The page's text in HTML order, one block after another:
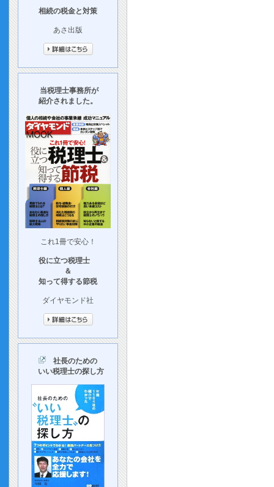
相続の税金と対策
あさ出版
当税理士事務所が
紹介されました。
これ1冊で安心！
役に立つ税理士
＆
知って得する節税
ダイヤモンド社
社長のための
いい税理士の探し方